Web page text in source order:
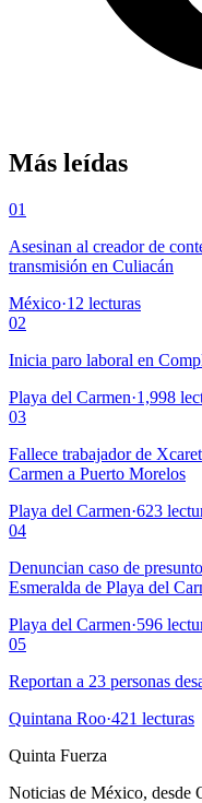
Más leídas
01
Asesinan al creador de
transmisión en Culiacán
México·12 lecturas
02
Inicia paro laboral en
Playa del Carmen·1,998
03
Fallece trabajador de
Carmen a Puerto Morelos
Playa del Carmen·623
04
Denuncian caso de
Esmeralda de Playa del
Playa del Carmen·596
05
Reportan a 23 personas
Quintana Roo·421 lecturas
Quinta Fuerza
Noticias de México, desde